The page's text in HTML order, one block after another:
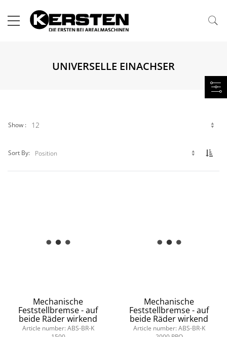
UNIVERSELLE EINACHSER
Show
Sort By
Mechanische
Feststellbremse - auf
beide Räder wirkend
Article number: ABS-BR-K
Mechanische
Feststellbremse - auf
beide Räder wirkend
Article number: ABS-BR-K